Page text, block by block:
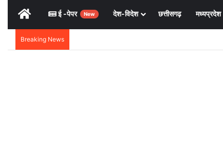
Home ई -पेपर New देश-विदेश छत्तीसगढ़ मध्यप्रदेश
Breaking News